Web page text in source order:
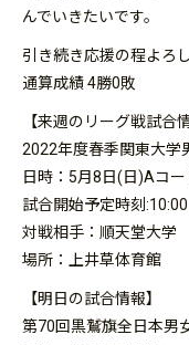
んでいきたいです。
引き続き応援の程よろ
通算成績 4勝0敗
【来週のリーグ戦試合
2022年度春季関東大学
日時：5月8日(日)Aコ
試合開始予定時刻:10:00
対戦相手：順天堂大学
場所：上井草体育館
【明日の試合情報】
第70回黒鷲旗全日本男